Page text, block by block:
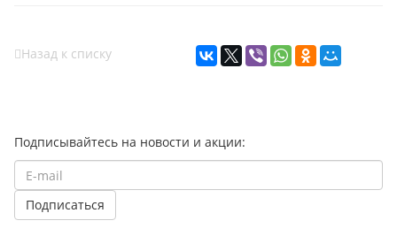
Назад к списку
Подписывайтесь на новости и акции: